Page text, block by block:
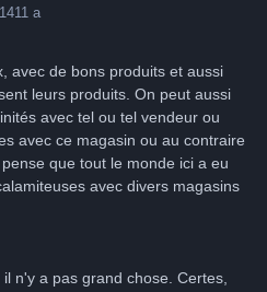
11 a
avec de bons produits et aussi
leurs produits. On peut aussi
avec tel ou tel vendeur ou
avec ce magasin ou au contraire
que tout le monde ici a eu
avec divers magasins
n'y a pas grand chose. Certes,